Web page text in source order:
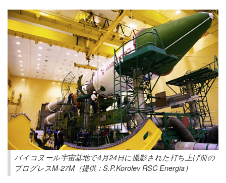
バイコヌール宇宙基地で4月24日に撮影された打ち上げ前の
プログレスM-27M（提供：S.P.Korolev RSC Energia）